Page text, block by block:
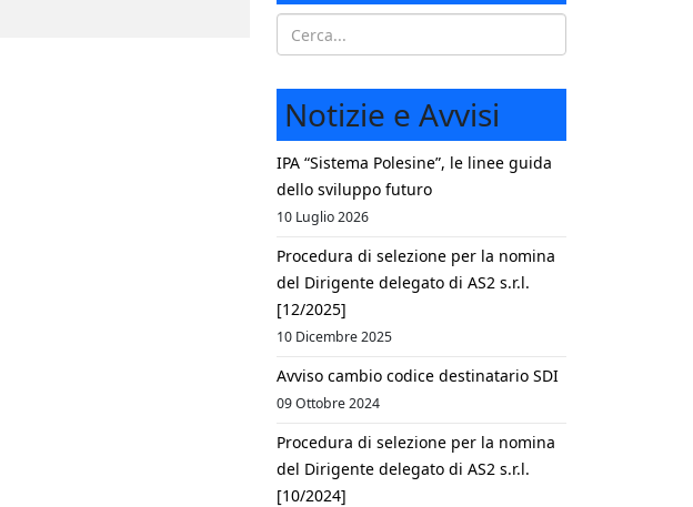
Notizie e Avvisi
IPA “Sistema Polesine”, le linee guida
dello sviluppo futuro
10 Luglio 2026
Procedura di selezione per la nomina
del Dirigente delegato di AS2 s.r.l.
[12/2025]
10 Dicembre 2025
Avviso cambio codice destinatario SDI
09 Ottobre 2024
Procedura di selezione per la nomina
del Dirigente delegato di AS2 s.r.l.
[10/2024]